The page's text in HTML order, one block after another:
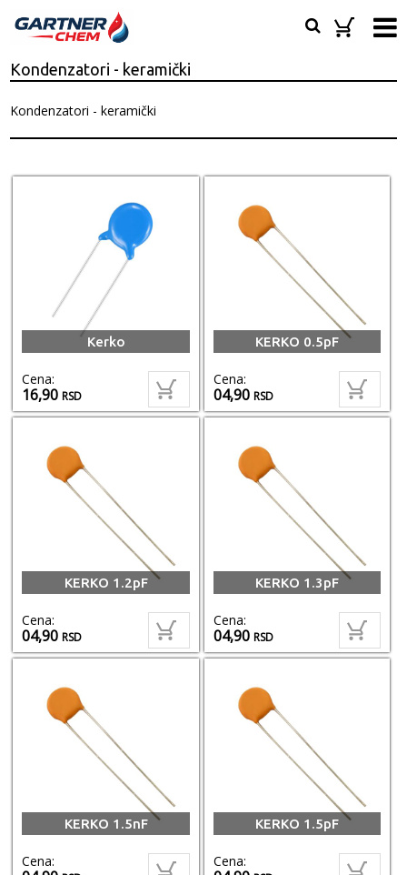
Kondenzatori - keramički
Kondenzatori - keramički
Kerko
Cena:
16,90RSD
KERKO 0.5pF
Cena:
04,90RSD
KERKO 1.2pF
Cena:
04,90RSD
KERKO 1.3pF
Cena:
04,90RSD
KERKO 1.5nF
Cena:
KERKO 1.5pF
Cena: